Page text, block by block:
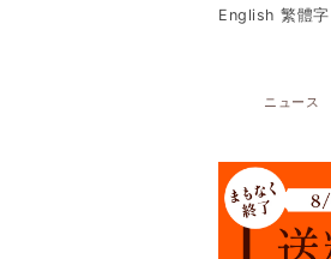
English 繁體字
ニュース
メニュー
オンラインス
マーブルデニ
PARTAGER